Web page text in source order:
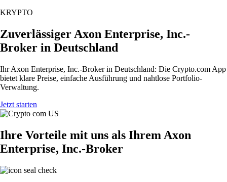
KRYPTO
Zuverlässiger Axon Enterprise, Inc.-
Broker in Deutschland
Ihr Axon Enterprise, Inc.-Broker in Deutschland: Die Crypto.com App
bietet klare Preise, einfache Ausführung und nahtlose Portfolio-
Verwaltung.
Jetzt starten
Ihre Vorteile mit uns als Ihrem Axon
Enterprise, Inc.-Broker